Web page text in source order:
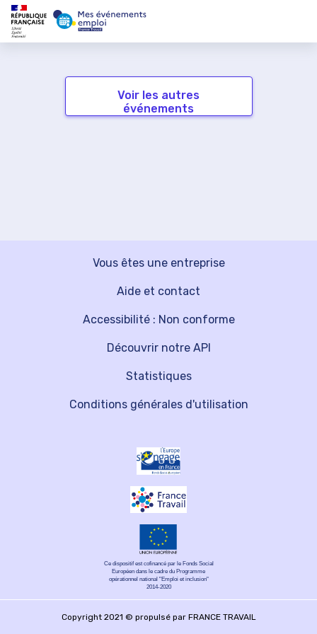
Voir les autres
événements
Vous êtes une entreprise
Découvrir notre API
Aide et contact
Statistiques
Accessibilité : Non conforme
Conditions générales d'utilisation
Ce dispositif est cofinancé par le Fonds Social
Européen dans le cadre du Programme
opérationnel national "Emploi et inclusion"
2014-2020
Copyright 2021 © propulsé par FRANCE TRAVAIL